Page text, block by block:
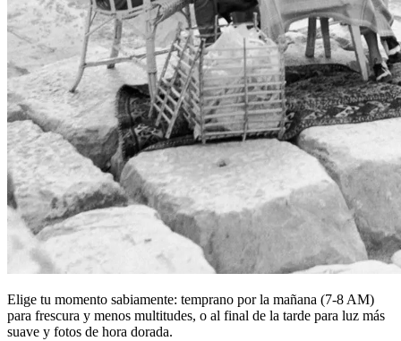
Elige tu momento sabiamente: temprano por la mañana (7-8 AM)
para frescura y menos multitudes, o al final de la tarde para luz más
suave y fotos de hora dorada.